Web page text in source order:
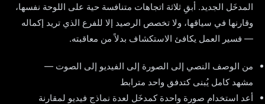
المدخَل الجديد. أبقِ ثلاثة اتجاهات متنافسة حية على اللوحة نفسها،
وقارنها في سياقها، ولا تخصص الرصيد إلا للفرع الذي تريد إكماله
— فسير العمل يكافئ الاستكشاف بدلاً من معاقبته.
من الوصف النصي إلى الصورة إلى الفيديو إلى الصوت —
مشهد كامل يُبنى كتدفق واحد مترابط
أعد استخدام صورة واحدة كمدخَل لعدة نماذج فيديو لمقارنة